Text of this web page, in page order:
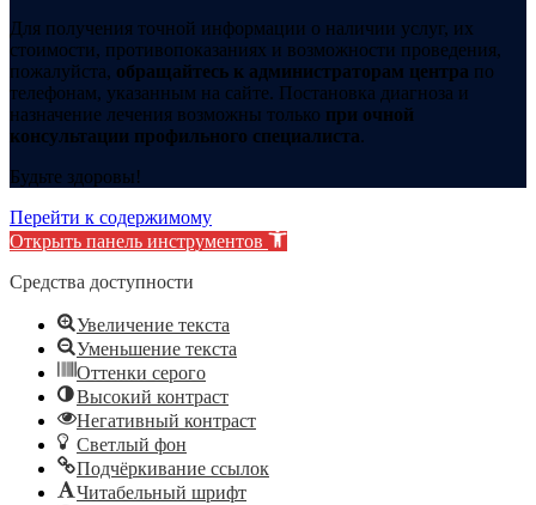
Для получения точной информации о наличии услуг, их
стоимости, противопоказаниях и возможности проведения,
пожалуйста, обращайтесь к администраторам центра по
телефонам, указанным на сайте. Постановка диагноза и
назначение лечения возможны только при очной
консультации профильного специалиста.
Будьте здоровы!
Перейти к содержимому
Открыть панель инструментов
Средства доступности
Увеличение текста
Уменьшение текста
Оттенки серого
Высокий контраст
Негативный контраст
Светлый фон
Подчёркивание ссылок
Читабельный шрифт